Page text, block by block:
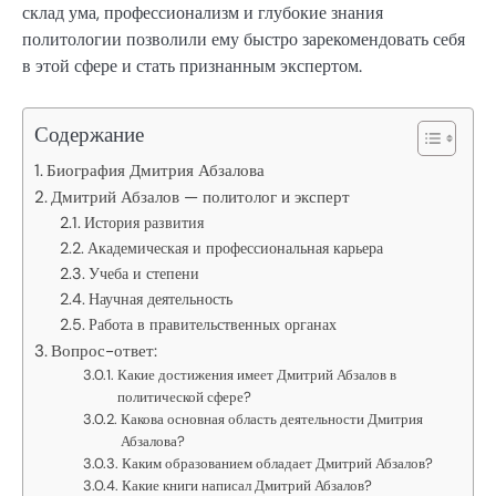
склад ума, профессионализм и глубокие знания
политологии позволили ему быстро зарекомендовать себя
в этой сфере и стать признанным экспертом.
Содержание
Биография Дмитрия Абзалова
Дмитрий Абзалов — политолог и эксперт
История развития
Академическая и профессиональная карьера
Учеба и степени
Научная деятельность
Работа в правительственных органах
Вопрос-ответ:
Какие достижения имеет Дмитрий Абзалов в
политической сфере?
Какова основная область деятельности Дмитрия
Абзалова?
Каким образованием обладает Дмитрий Абзалов?
Какие книги написал Дмитрий Абзалов?